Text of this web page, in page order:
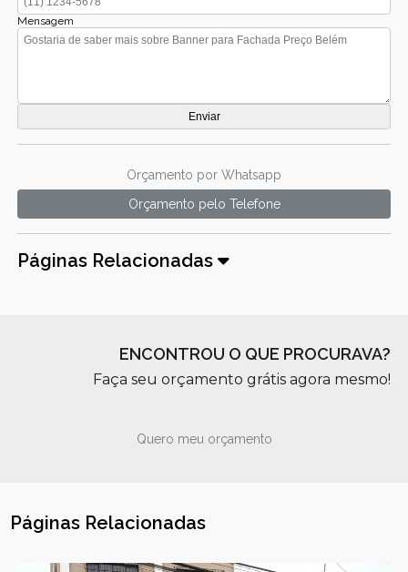
Mensagem
Orçamento por Whatsapp
Orçamento pelo Telefone
Páginas Relacionadas
ENCONTROU O QUE PROCURAVA?
Faça seu orçamento grátis agora mesmo!
Quero meu orçamento
Páginas Relacionadas